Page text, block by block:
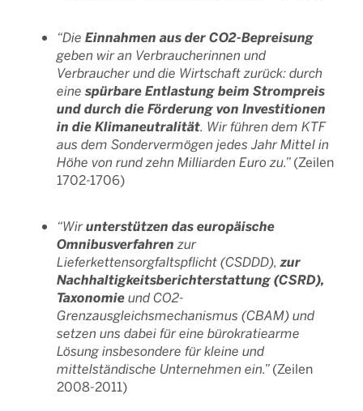
“Die Einnahmen aus der CO2-Bepreisung
geben wir an Verbraucherinnen und
Verbraucher und die Wirtschaft zurück: durch
einespürbare Entlastung beim Strompreis
und durch die Förderung von Investitionen
in die Klimaneutralität. Wir führen dem KTF
aus dem Sondervermögen jedes Jahr Mittel in
Höhe von rund zehn Milliarden Euro zu.”(Zeilen
1702-1706)
“Wirunterstützen das europäische
Omnibusverfahren zur
Lieferkettensorgfaltspflicht (CSDDD),zur
Nachhaltigkeitsberichterstattung (CSRD),
Taxonomieund CO2-
Grenzausgleichsmechanismus (CBAM) und
setzen uns dabei für eine bürokratiearme
Lösung insbesondere für kleine und
mittelständische Unternehmen ein.”(Zeilen
2008-2011)